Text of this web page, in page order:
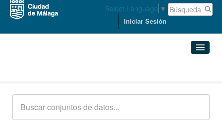
Select Language ▼
Iniciar Sesión